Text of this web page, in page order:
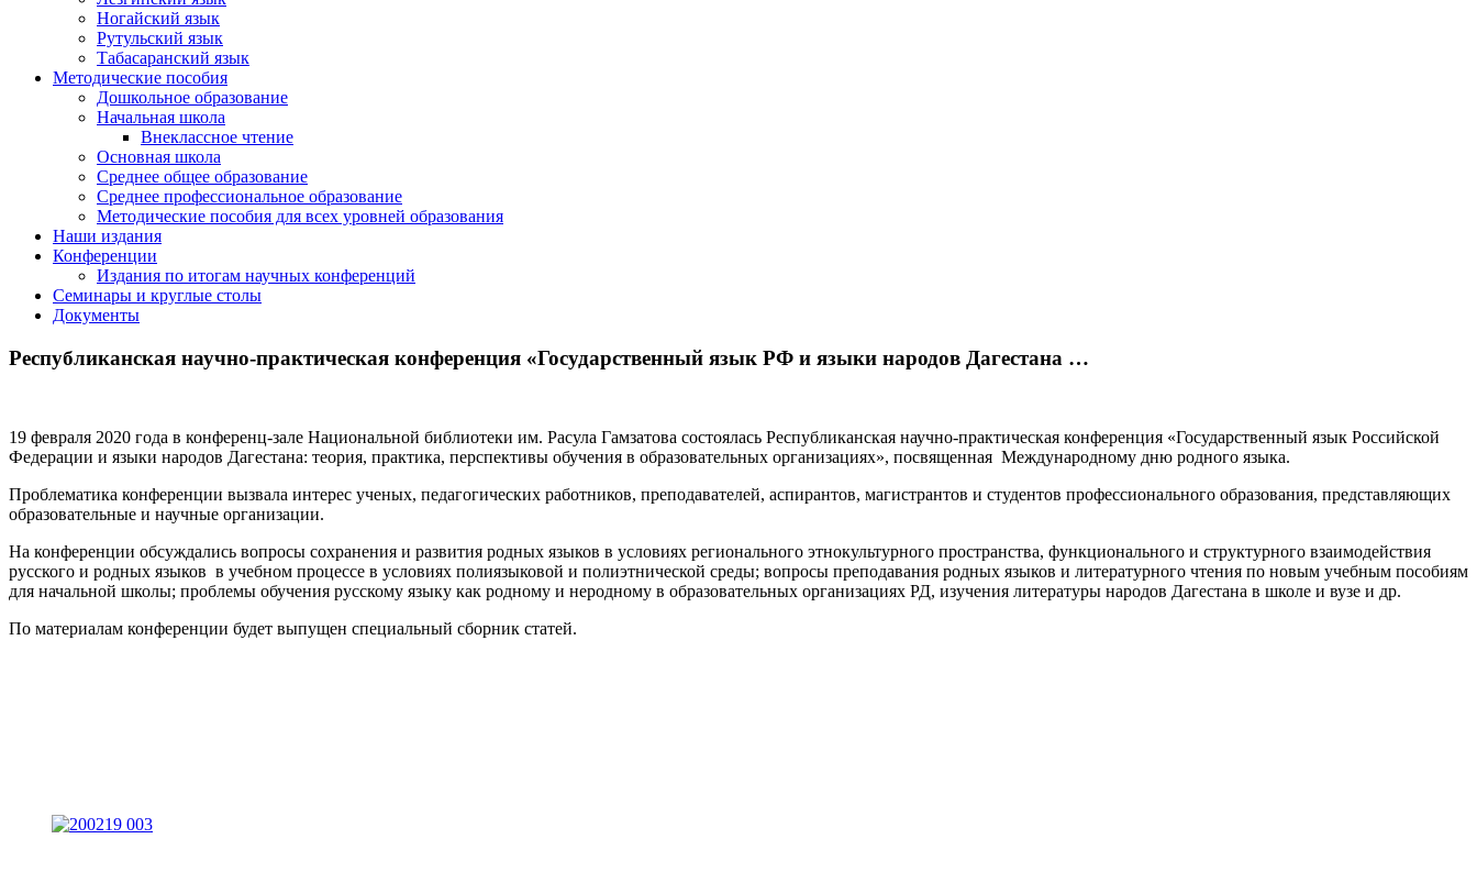
Ногайский язык
Рутульский язык
Табасаранский язык
Методические пособия
Дошкольное образование
Начальная школа
Внеклассное чтение
Основная школа
Среднее общее образование
Среднее профессиональное образование
Методические пособия для всех уровней образования
Наши издания
Конференции
Издания по итогам научных конференций
Семинары и круглые столы
Документы
Республиканская научно-практическая конференция «Государственный язык РФ и языки народов Дагестана …
19 февраля 2020 года в конференц-зале Национальной библиотеки им. Расула Гамзатова состоялась Республиканская научно-практическая конференция «Государственный язык Российской
Федерации и языки народов Дагестана: теория, практика, перспективы обучения в образовательных организациях», посвященная Международному дню родного языка.
Проблематика конференции вызвала интерес ученых, педагогических работников, преподавателей, аспирантов, магистрантов и студентов профессионального образования, представляющих
образовательные и научные организации.
На конференции обсуждались вопросы сохранения и развития родных языков в условиях регионального этнокультурного пространства, функционального и структурного взаимодействия
русского и родных языков в учебном процессе в условиях полиязыковой и полиэтнической среды; вопросы преподавания родных языков и литературного чтения по новым учебным пособиям
для начальной школы; проблемы обучения русскому языку как родному и неродному в образовательных организациях РД, изучения литературы народов Дагестана в школе и вузе и др.
По материалам конференции будет выпущен специальный сборник статей.